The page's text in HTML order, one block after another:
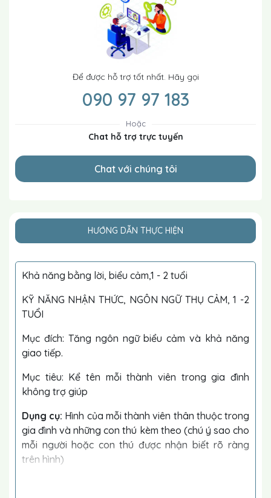
Để được hỗ trợ tốt nhất. Hãy gọi
090 97 97 183
Hoặc
Chat hỗ trợ trực tuyến
Chat với chúng tôi
HƯỚNG DẪN THỰC HIỆN
Khả năng bằng lời, biểu cảm,1 - 2 tuổi
KỸ NĂNG NHẬN THỨC, NGÔN NGỮ THỤ CẢM, 1 -2
TUỔI
Mục đích: Tăng ngôn ngữ biểu cảm và khả năng
giao tiếp.
Mục tiêu: Kể tên mỗi thành viên trong gia đình
không trợ giúp
Dụng cụ: Hình của mỗi thành viên thân thuộc trong
gia đình và những con thú kèm theo (chú ý sao cho
mỗi người hoặc con thú được nhận biết rõ ràng
trên hình)